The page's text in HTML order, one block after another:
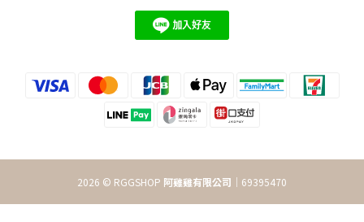
2026 © RGGSHOP 阿雞雞有限公司 ｜69395470